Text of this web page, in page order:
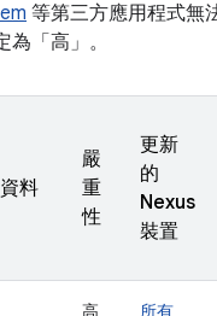
等第三方應用程式無
「高」。
料
嚴
重
性
更新
的
Nexus
裝置
高
所有